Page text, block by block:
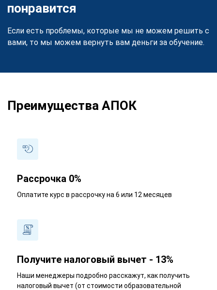
понравится
Если есть проблемы, которые мы не можем решить с
вами, то мы можем вернуть вам деньги за обучение.
Преимущества АПОК
Рассрочка 0%
Оплатите курс в рассрочку на 6 или 12 месяцев
Получите налоговый вычет - 13%
Наши менеджеры подробно расскажут, как получить
налоговый вычет (от стоимости образовательной